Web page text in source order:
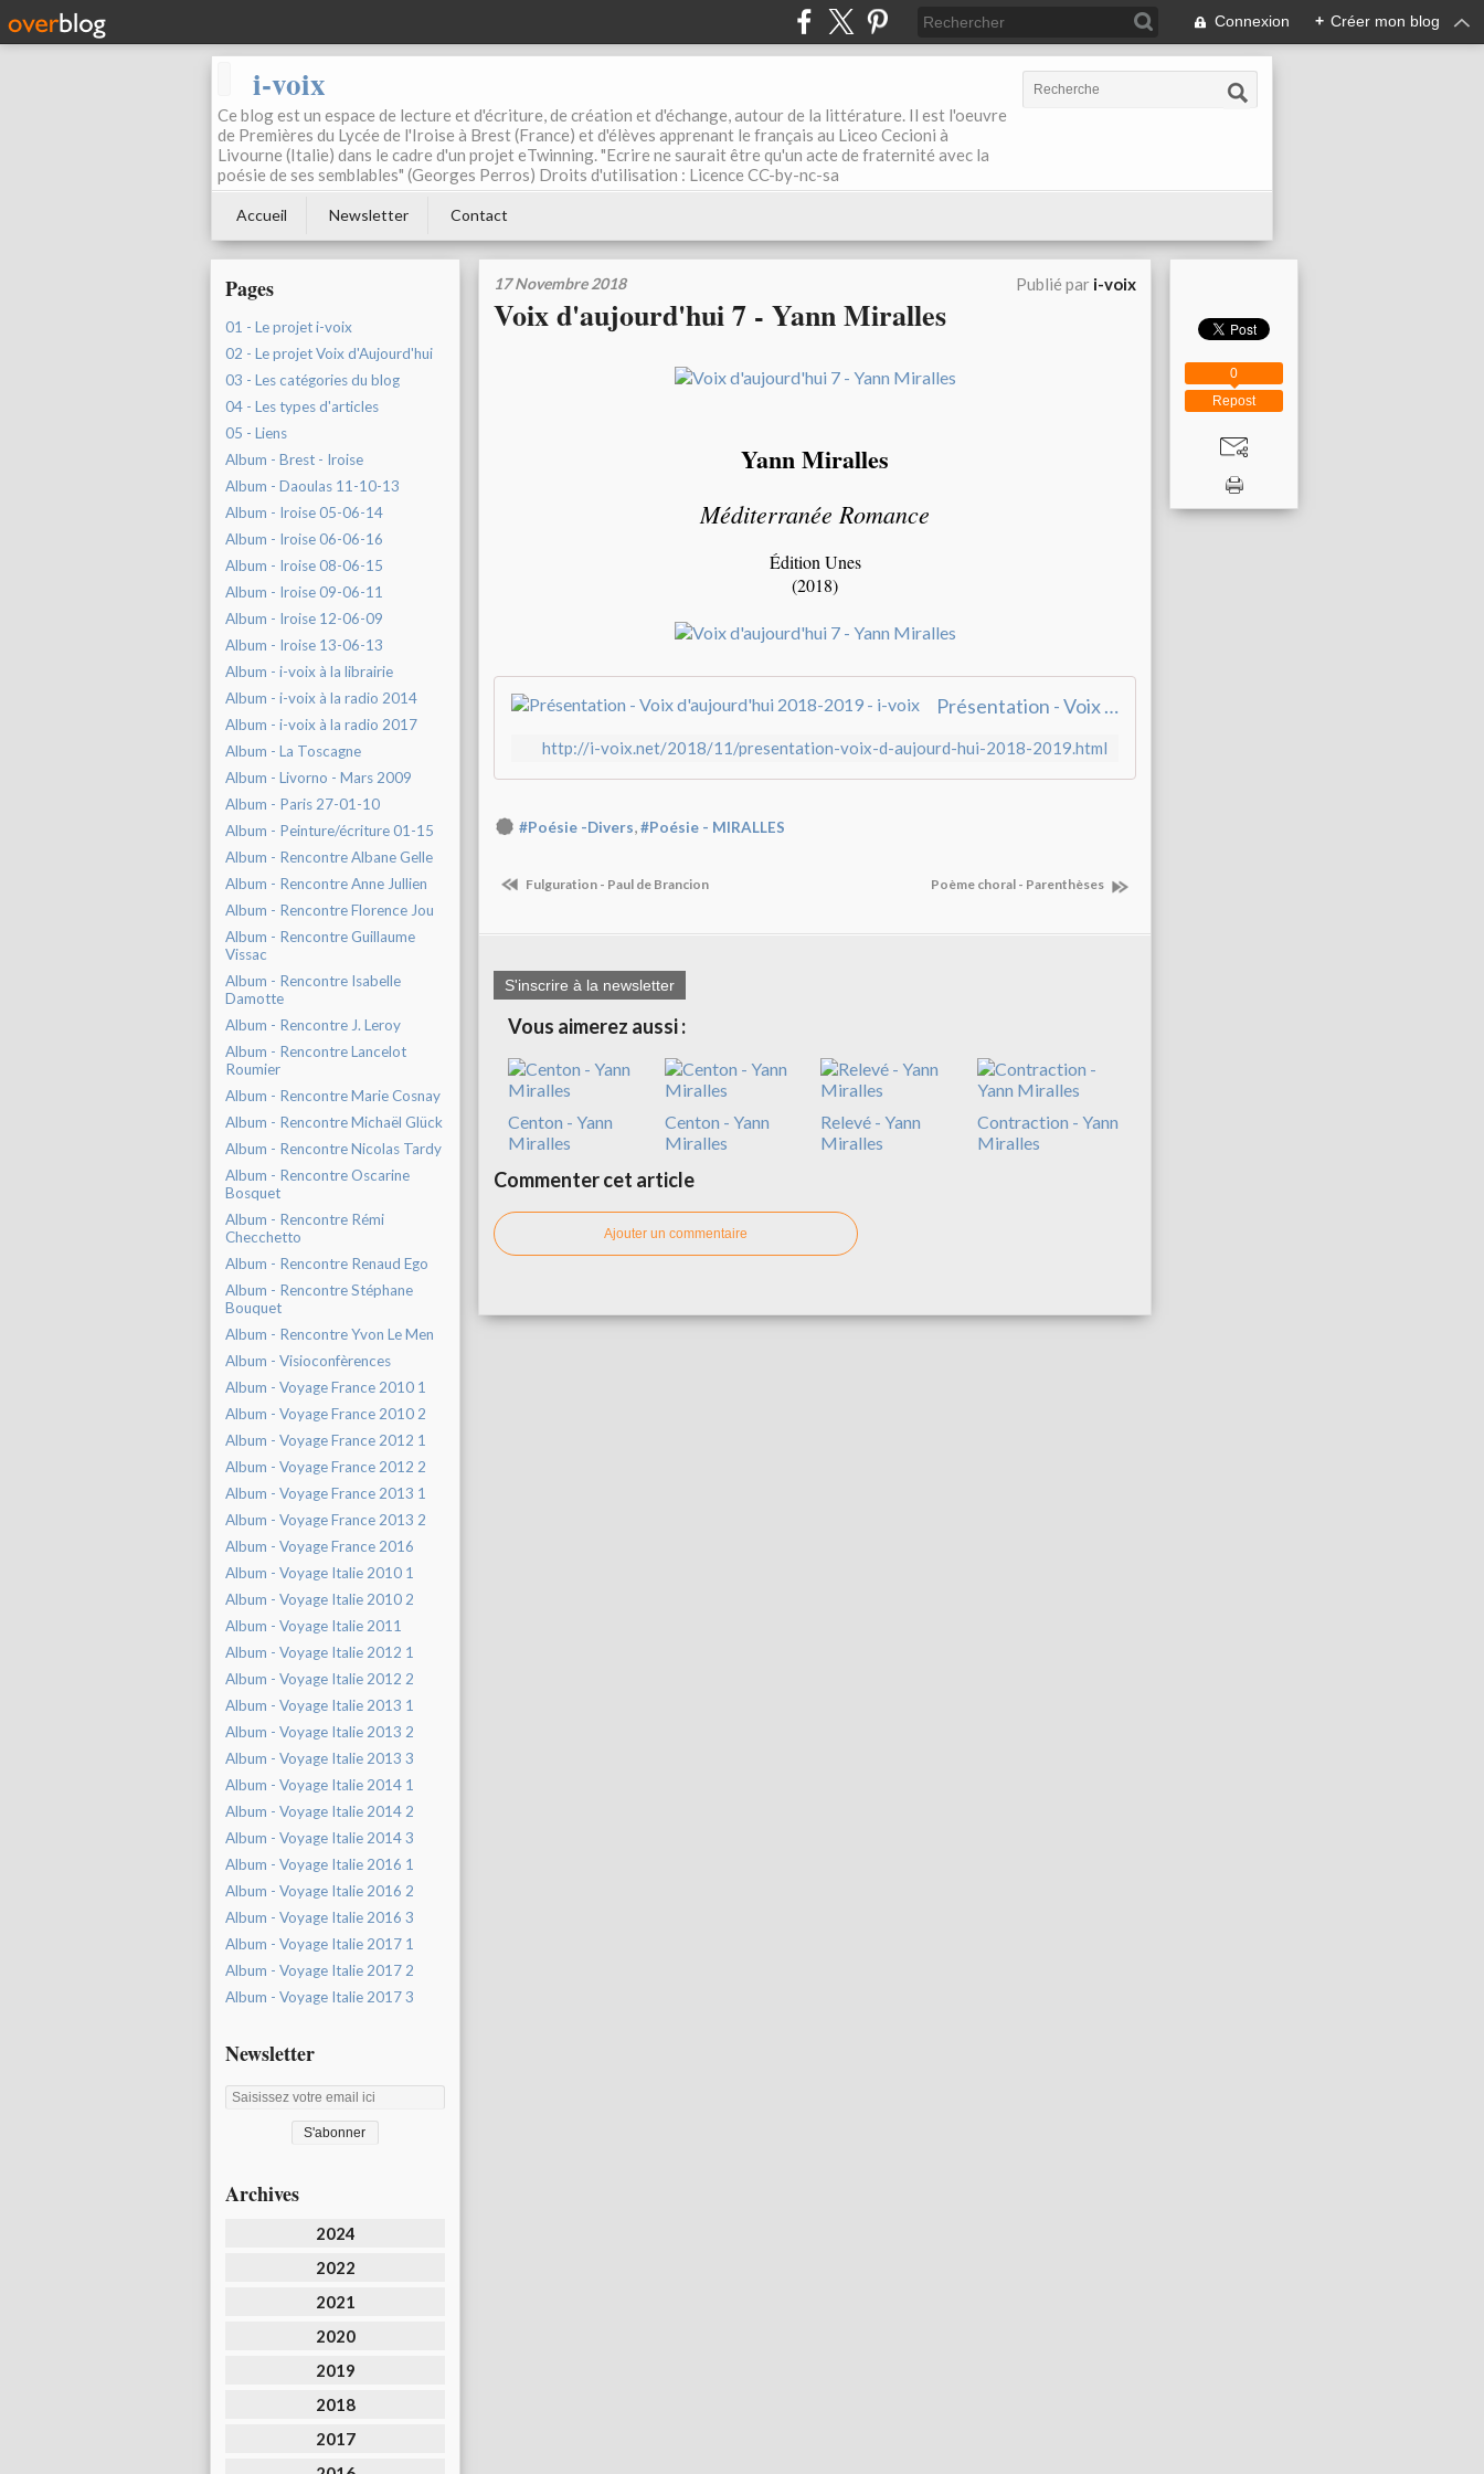
Connexion + Créer mon blog
i-voix
Ce blog est un espace de lecture et d'écriture, de création et d'échange, autour de la littérature. Il est l'oeuvre
de Premières du Lycée de l'Iroise à Brest (France) et d'élèves apprenant le français au Liceo Cecioni à
Livourne (Italie) dans le cadre d'un projet eTwinning. "Ecrire ne saurait être qu'un acte de fraternité avec la
poésie de ses semblables" (Georges Perros) Droits d'utilisation : Licence CC-by-nc-sa
Accueil Newsletter Contact
Pages
01 - Le projet i-voix
02 - Le projet Voix d'Aujourd'hui
03 - Les catégories du blog
04 - Les types d'articles
05 - Liens
Album - Brest - Iroise
Album - Daoulas 11-10-13
Album - Iroise 05-06-14
Album - Iroise 06-06-16
Album - Iroise 08-06-15
Album - Iroise 09-06-11
Album - Iroise 12-06-09
Album - Iroise 13-06-13
Album - i-voix à la librairie
Album - i-voix à la radio 2014
Album - i-voix à la radio 2017
Album - La Toscagne
Album - Livorno - Mars 2009
Album - Paris 27-01-10
Album - Peinture/écriture 01-15
Album - Rencontre Albane Gelle
Album - Rencontre Anne Jullien
Album - Rencontre Florence Jou
Album - Rencontre Guillaume
Vissac
Album - Rencontre Isabelle
Damotte
Album - Rencontre J. Leroy
Album - Rencontre Lancelot
Roumier
Album - Rencontre Marie Cosnay
Album - Rencontre Michaël Glück
Album - Rencontre Nicolas Tardy
Album - Rencontre Oscarine
Bosquet
Album - Rencontre Rémi
Checchetto
Album - Rencontre Renaud Ego
Album - Rencontre Stéphane
Bouquet
Album - Rencontre Yvon Le Men
Album - Visioconfèrences
Album - Voyage France 2010 1
Album - Voyage France 2010 2
Album - Voyage France 2012 1
Album - Voyage France 2012 2
Album - Voyage France 2013 1
Album - Voyage France 2013 2
Album - Voyage France 2016
Album - Voyage Italie 2010 1
Album - Voyage Italie 2010 2
Album - Voyage Italie 2011
Album - Voyage Italie 2012 1
Album - Voyage Italie 2012 2
Album - Voyage Italie 2013 1
Album - Voyage Italie 2013 2
Album - Voyage Italie 2013 3
Album - Voyage Italie 2014 1
Album - Voyage Italie 2014 2
Album - Voyage Italie 2014 3
Album - Voyage Italie 2016 1
Album - Voyage Italie 2016 2
Album - Voyage Italie 2016 3
Album - Voyage Italie 2017 1
Album - Voyage Italie 2017 2
Album - Voyage Italie 2017 3
Newsletter
Archives
2024
2022
2021
2020
2019
2018
2017
17 Novembre 2018 Publié par i-voix
Voix d'aujourd'hui 7 - Yann Miralles
Yann Miralles
Méditerranée Romance
Édition Unes
(2018)
Présentation - Voix d'aujourd'hui 2018-2019 - i-voix
http://i-voix.net/2018/11/presentation-voix-d-aujourd-hui-2018-2019.html
#Poésie -Divers,#Poésie - MIRALLES
Fulguration - Paul de Brancion Poème choral - Parenthèses
S'inscrire à la newsletter
Vous aimerez aussi :
Centon - Yann
Miralles
Centon - Yann
Miralles
Relevé - Yann
Miralles
Contraction - Yann
Miralles
Commenter cet article
Ajouter un commentaire
Repost
0